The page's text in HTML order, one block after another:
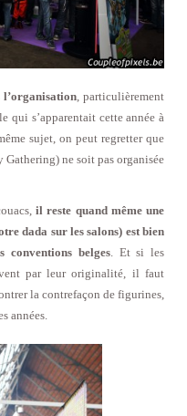
l’organisation, particulièrement
qui s’apparentait cette année à
sujet, on peut regretter que
ne soit pas organisée
il reste quand même une
dada sur les salons) est bien
belges. Et si les
par leur originalité, il faut
la contrefaçon de figurines,
années.